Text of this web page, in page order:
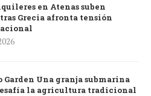
en Atenas suben
Grecia afronta tensión
Garden Una granja submarina
la agricultura tradicional